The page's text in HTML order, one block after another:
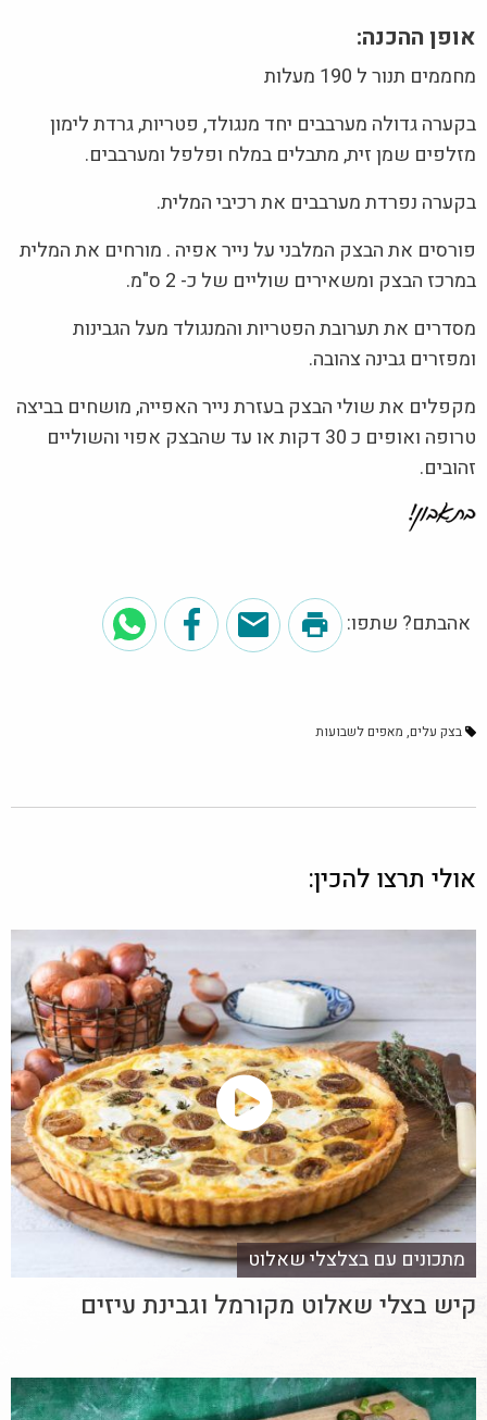
אופן ההכנה:
מחממים תנור ל 190 מעלות
בקערה גדולה מערבבים יחד מנגולד, פטריות, גרדת לימון
מזלפים שמן זית, מתבלים במלח ופלפל ומערבבים.
בקערה נפרדת מערבבים את רכיבי המלית.
פורסים את הבצק המלבני על נייר אפיה . מורחים את המלית
במרכז הבצק ומשאירים שוליים של כ- 2 ס"מ.
מסדרים את תערובת הפטריות והמנגולד מעל הגבינות
ומפזרים גבינה צהובה.
מקפלים את שולי הבצק בעזרת נייר האפייה, מושחים בביצה
טרופה ואופים כ 30 דקות או עד שהבצק אפוי והשוליים
זהובים.
אהבתם? שתפו:
בצק עלים מאפים לשבועות
אולי תרצו להכין:
מתכונים עם בצלצלי שאלוט
קיש בצלי שאלוט מקורמל וגבינת עיזים